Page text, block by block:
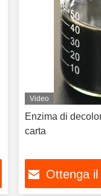
Video
Enzima di
carta
Ottenga